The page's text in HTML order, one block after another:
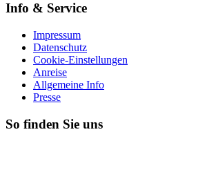
Info & Service
Impressum
Datenschutz
Cookie-Einstellungen
Anreise
Allgemeine Info
Presse
So finden Sie uns